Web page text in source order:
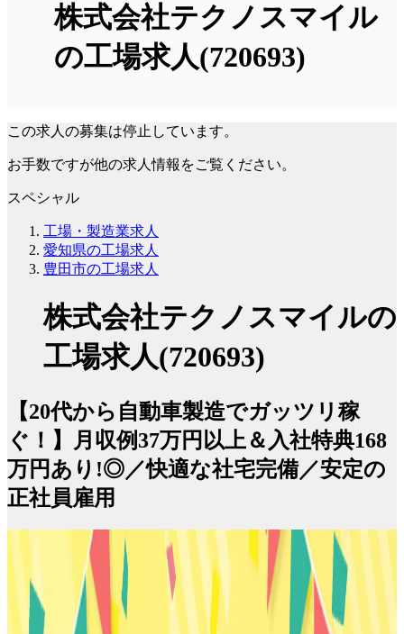
株式会社テクノスマイル
の工場求人(720693)
この求人の募集は停止しています。
お手数ですが他の求人情報をご覧ください。
スペシャル
工場・製造業求人
愛知県の工場求人
豊田市の工場求人
株式会社テクノスマイルの
工場求人(720693)
【20代から自動車製造でガッツリ稼
ぐ！】月収例37万円以上＆入社特典168
万円あり!◎／快適な社宅完備／安定の
正社員雇用